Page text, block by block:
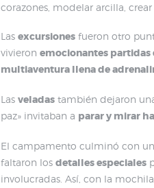
corazones, modelar arcilla,
Las excursiones fueron otro
vivieron emocionantes
multiaventura llena de
Las veladas también dejaron
paz» invitaban a parar y mirar
El campamento culminó con
faltaron los detalles especiales
involucradas. Así, con la